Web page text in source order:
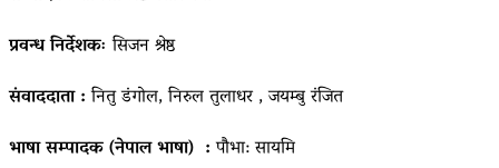
प्रवन्ध निर्देशकःसिजन श्रेष्ठ
संवाददाता :नितु डंगोल, निरुल तुलाधर , जयम्बु रंजित
भाषा सम्पादक (नेपाल भाषा) :पौभा: सायमि